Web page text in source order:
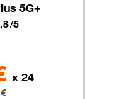
5G+
/5
de 469 euros
x 24